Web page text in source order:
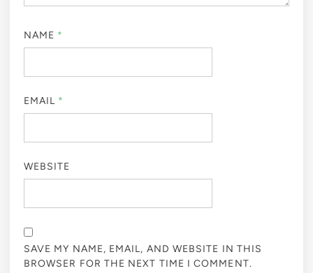
NAME *
EMAIL *
WEBSITE
SAVE MY NAME, EMAIL, AND WEBSITE IN THIS
BROWSER FOR THE NEXT TIME I COMMENT.